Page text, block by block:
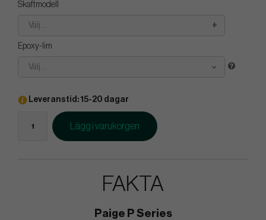
Skaftmodell
Välj...
Epoxy-lim
Välj...
Leveranstid: 15-20 dagar
Lägg i varukorgen
FAKTA
Paige P Series